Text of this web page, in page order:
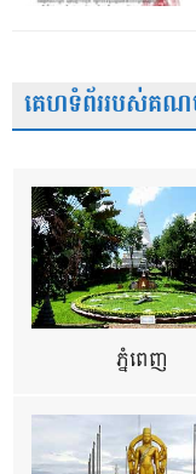
គេហទំព័ររបស់គណប
ភ្នំពេញ